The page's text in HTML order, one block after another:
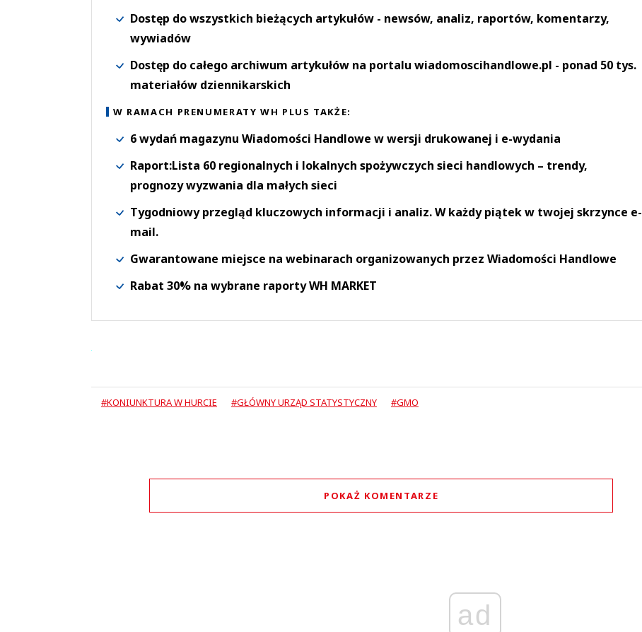
Dostęp do wszystkich bieżących artykułów - newsów, analiz, raportów, komentarzy,
wywiadów
Dostęp do całego archiwum artykułów na portalu wiadomoscihandlowe.pl - ponad 50 tys.
materiałów dziennikarskich
W RAMACH PRENUMERATY WH PLUS TAKŻE:
6 wydań magazynu Wiadomości Handlowe w wersji drukowanej i e-wydania
Raport:Lista 60 regionalnych i lokalnych spożywczych sieci handlowych – trendy,
prognozy wyzwania dla małych sieci
Tygodniowy przegląd kluczowych informacji i analiz. W każdy piątek w twojej skrzynce e-
mail.
Gwarantowane miejsce na webinarach organizowanych przez Wiadomości Handlowe
Rabat 30% na wybrane raporty WH MARKET
#KONIUNKTURA W HURCIE #GŁÓWNY URZĄD STATYSTYCZNY #GMO
POKAŻ KOMENTARZE
ad